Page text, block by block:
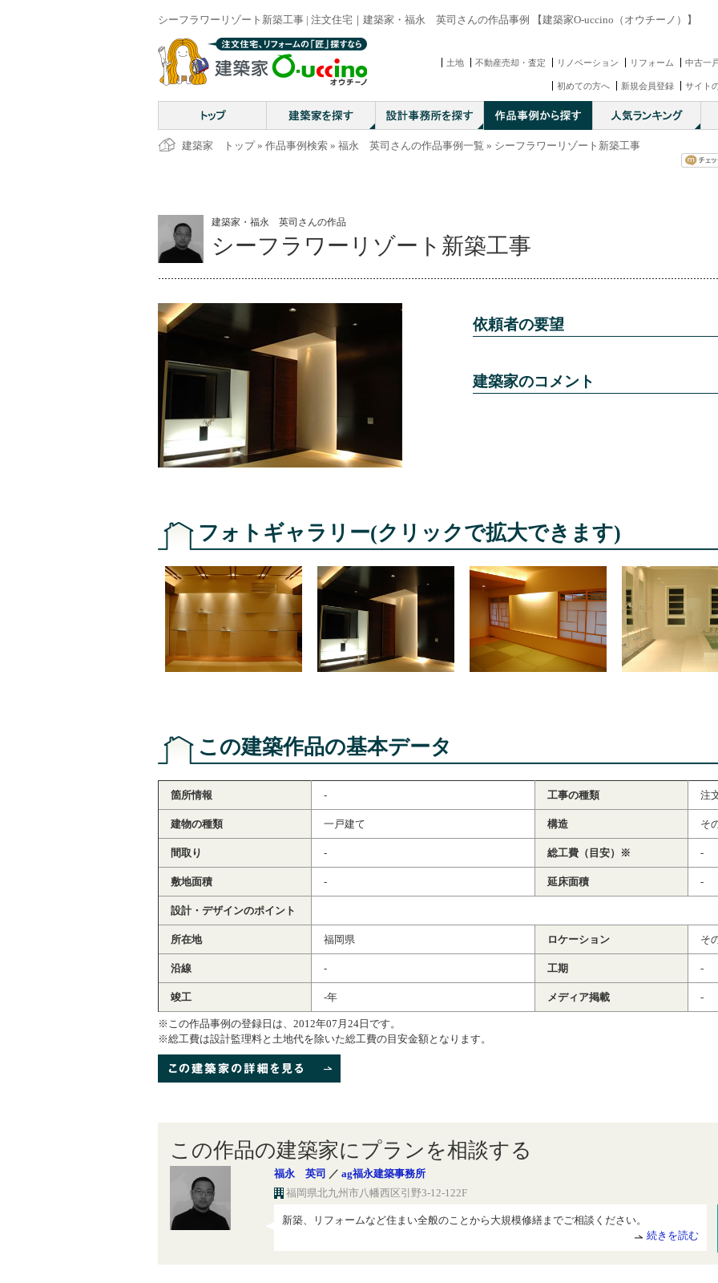
シーフラワーリゾート新築工事 | 注文住宅｜建築家・福永 英司さんの作品事例 【建築家O-uccino（オウチーノ）】
土地 不動産売却・査定 リノベーション リフォーム 中古一
初めての方へ 新規会員登録 サイト
建築家 トップ» 作品事例検索 » 福永 英司さんの作品事例一覧 » シーフラワーリゾート新築工事
建築家・福永 英司さんの作品
シーフラワーリゾート新築工事
依頼者の要望
建築家のコメント
フォトギャラリー(クリックで拡大できます)
この建築作品の基本データ
箇所情報 - 工事の種類 注
建物の種類 一戸建て 構造 そ
間取り - 総工費（目安）※ -
敷地面積 - 延床面積 -
設計・デザインのポイント
所在地 福岡県 ロケーション そ
沿線 - 工期 -
竣工 -年 メディア掲載 -
※この作品事例の登録日は、2012年07月24日です。
※総工費は設計監理料と土地代を除いた総工費の目安金額となります。
この作品の建築家にプランを相談する
福永 英司 ／ ag福永建築事務所
福岡県北九州市八幡西区引野3-12-122F
新築、リフォームなど住まい全般のことから大規模修繕までご相談ください。
続きを読む